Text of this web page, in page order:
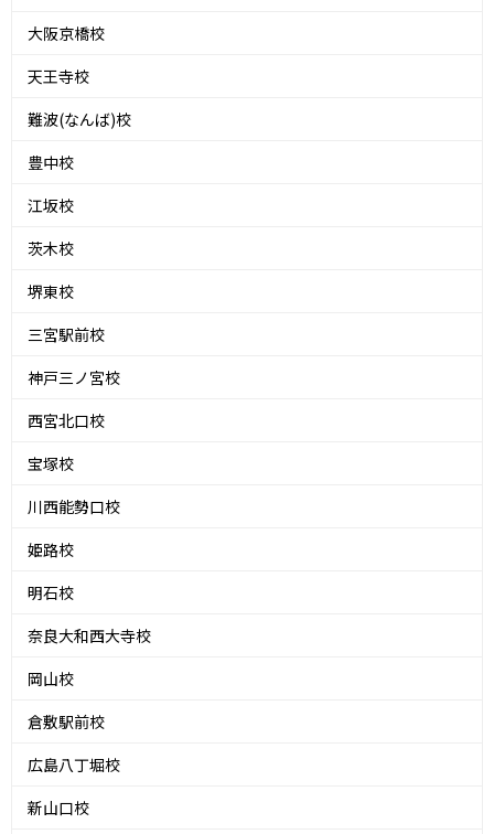
大阪京橋校
天王寺校
難波(なんば)校
豊中校
江坂校
茨木校
堺東校
三宮駅前校
神戸三ノ宮校
西宮北口校
宝塚校
川西能勢口校
姫路校
明石校
奈良大和西大寺校
岡山校
倉敷駅前校
広島八丁堀校
新山口校